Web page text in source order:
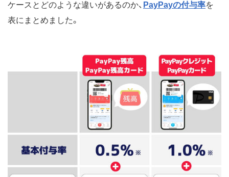
ケースとどのような違いがあるのか、 PayPayの付与率を
表にまとめました。